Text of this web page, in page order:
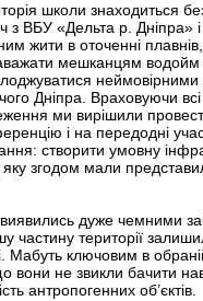
школи знаходиться
з ВБУ «Дельта р. Дніпра»
жити в оточенні
мешканцям водойм
Дніпра. Враховуючи
ми вирішили
і на передодні
створити умовну
згодом мали
виявились дуже чемними
частину території
Мабуть ключовим в
вони не звикли бачити
антропогенних об’єктів.